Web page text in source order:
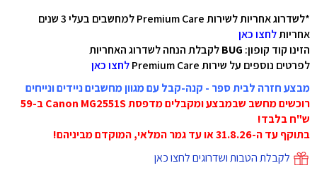
*לשדרוג אחריות לשירות Premium Care למחשבים בעלי 3 שנים
אחריותלחצו כאן
הזינו קוד קופון: BUGלקבלת הנחה לשדרוג האחריות
לפרטים נוספים על שירות Premium Care
לחצו כאן
מבצע חזרה לבית ספר - קנה-קבל עם מגוון מחשבים ניידים ונייחים
רוכשים מחשב שבמבצע ומקבלים מדפסת Canon MG2551S ב-59
ש"ח בלבד!
בתוקף עד ה-31.8.26 או עד גמר המלאי, המוקדם מביניהם!
לקבלת הטבות ושדרוגים לחצו כאן